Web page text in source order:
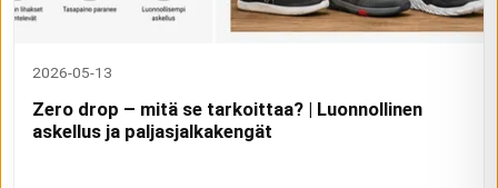
2026-05-13
Zero drop – mitä se tarkoittaa? | Luonnollinen
askellus ja paljasjalkakengät